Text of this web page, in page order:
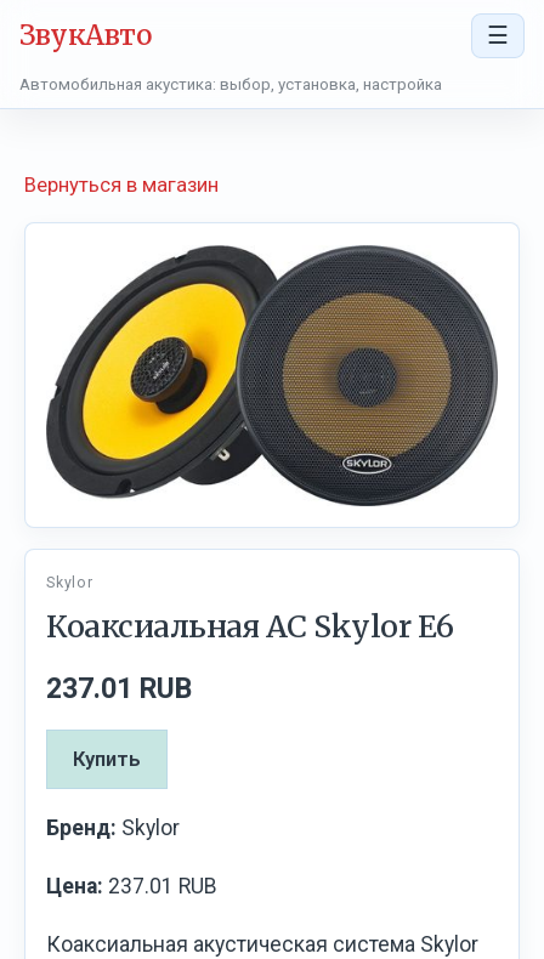
ЗвукАвто ☰
Автомобильная акустика: выбор, установка, настройка
Вернуться в магазин
Skylor
Коаксиальная АС Skylor E6
237.01 RUB
Купить
Бренд: Skylor
Цена: 237.01 RUB
Коаксиальная акустическая система Skylor